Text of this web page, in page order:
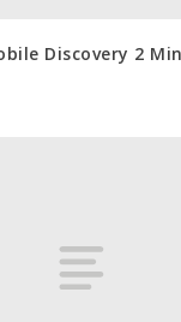
Discovery 2